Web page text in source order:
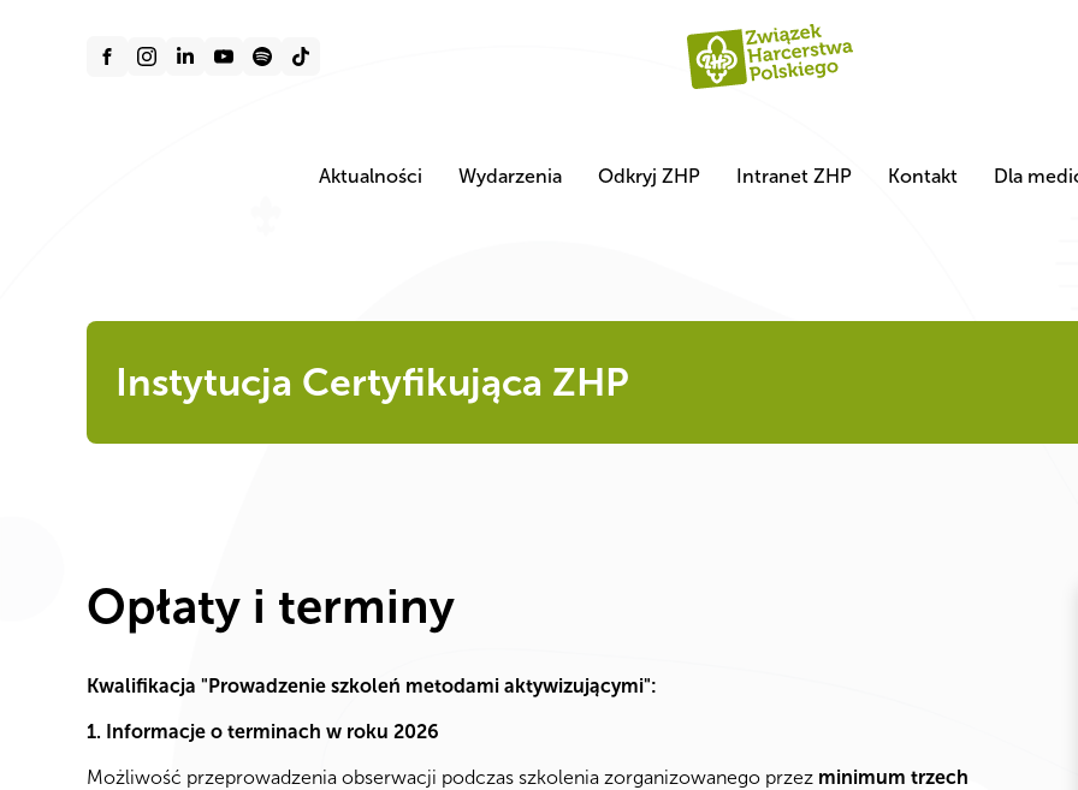
Aktualności Wydarzenia Odkryj ZHP Intranet ZHP Kontakt Dla
Instytucja Certyfikująca ZHP
Opłaty i terminy
Kwalifikacja "Prowadzenie szkoleń metodami aktywizującymi":
1. Informacje o terminach w roku 2026
Możliwość przeprowadzenia obserwacji podczas szkolenia zorganizowanego przez minimum trzech